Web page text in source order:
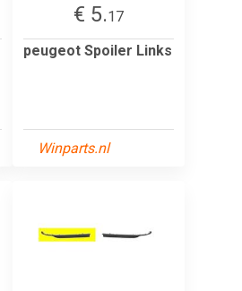
€ 5.17
peugeot Spoiler Links
Winparts.nl